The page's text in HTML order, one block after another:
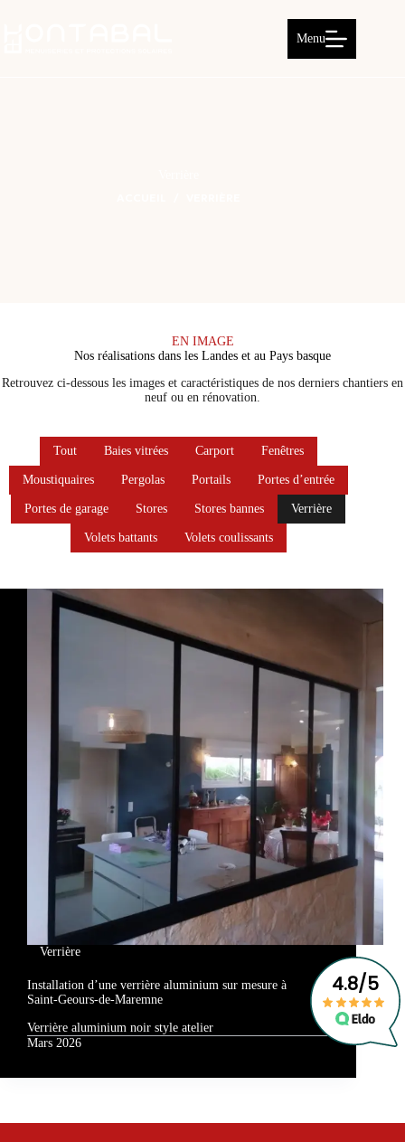
Menu
EN IMAGE
Nos réalisations dans les Landes et au Pays basque
Retrouvez ci-dessous les images et caractéristiques de nos derniers chantiers en
neuf ou en rénovation.
Tout Baies vitrées Carport Fenêtres
Moustiquaires Pergolas Portails Portes d’entrée
Portes de garage Stores Stores bannes Verrière
Volets battants Volets coulissants
Verrière
Installation d’une verrière aluminium sur mesure à
Saint‑Geours‑de‑Maremne
Verrière aluminium noir style atelier
Mars 2026